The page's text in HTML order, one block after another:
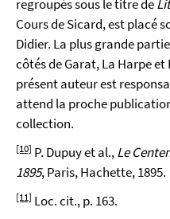
regroupés sous le titre de
Cours de Sicard, est placé
Didier. La plus grande
côtés de Garat, La Harpe
présent auteur est
attend la proche
collection.
[10] P. Dupuy et al.,Le
1895, Paris, Hachette, 1895.
[11] Loc. cit., p. 163.